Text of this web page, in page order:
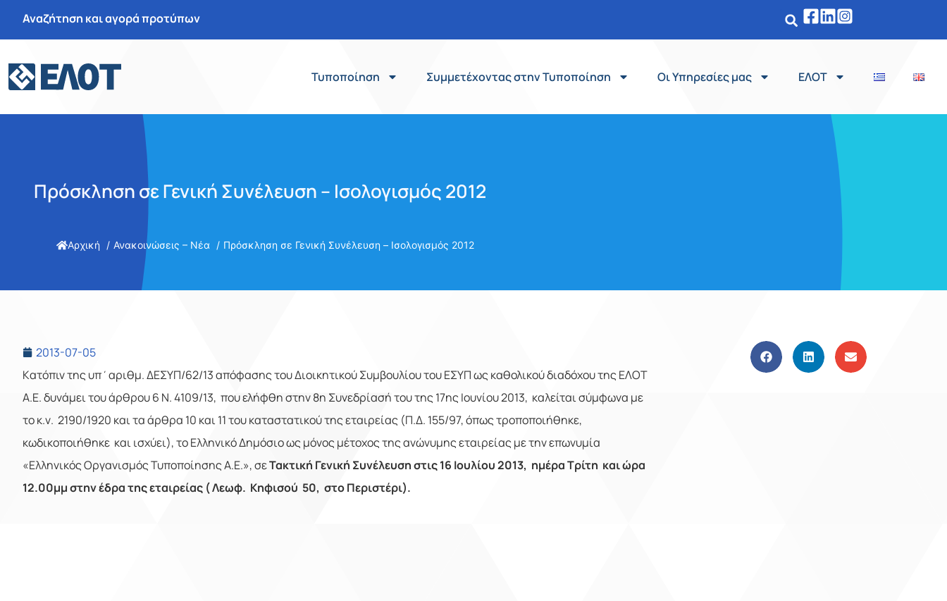
Αναζήτηση και αγορά προτύπων
Τυποποίηση Συμμετέχοντας στην Τυποποίηση Οι Υπηρεσίες μας ΕΛΟΤ
Πρόσκληση σε Γενική Συνέλευση – Ισολογισμός 2012
Αρχική Ανακοινώσεις – Νέα Πρόσκληση σε Γενική Συνέλευση – Ισολογισμός 2012
2013-07-05
Kατόπιν της υπ΄αριθμ. ΔΕΣΥΠ/62/13 απόφασης του Διοικητικού Συμβουλίου του ΕΣΥΠ ως καθολικού διαδόχου της ΕΛΟΤ
Α.Ε. δυνάμει του άρθρου 6 Ν. 4109/13, που ελήφθη στην 8η Συνεδρίασή του της 17ης Ιουνίου 2013, καλείται σύμφωνα με
το κ.ν. 2190/1920 και τα άρθρα 10 και 11 του καταστατικού της εταιρείας (Π.Δ. 155/97, όπως τροποποιήθηκε,
κωδικοποιήθηκε και ισχύει), το Ελληνικό Δημόσιο ως μόνος μέτοχος της ανώνυμης εταιρείας με την επωνυμία
«Ελληνικός Οργανισμός Τυποποίησης Α.Ε.», σεΤακτική Γενική Συνέλευσηστις 16 Ιουλίου 2013, ημέρα Τρίτη και ώρα
12.00μμ στην έδρα της εταιρείας ( Λεωφ. Κηφισού 50, στο Περιστέρι).